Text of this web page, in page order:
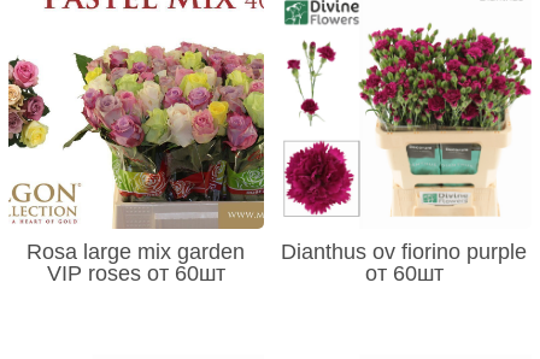
Rosa large mix garden
VIP roses от 60шт
Dianthus ov fiorino purple
от 60шт